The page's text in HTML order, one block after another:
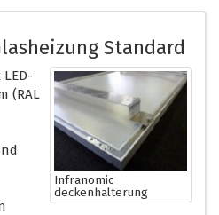
Standard
Infranomic
deckenhalterung
(RAL